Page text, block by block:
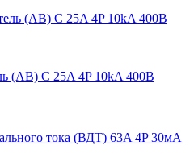
(АВ) C 25A 4P 10kA 400В